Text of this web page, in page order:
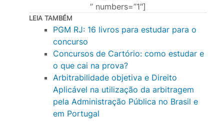
” numbers=”1″]
LEIA TAMBÉM
PGM RJ: 16 livros para estudar para o
concurso
Concursos de Cartório: como estudar e
o que cai na prova?
Arbitrabilidade objetiva e Direito
Aplicável na utilização da arbitragem
pela Administração Pública no Brasil e
em Portugal